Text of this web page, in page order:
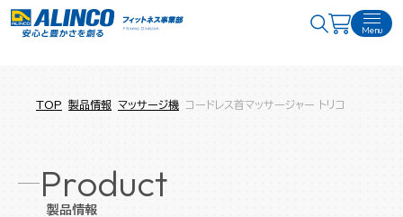
Menu
TOP 製品情報 マッサージ機 コードレス首マッサージャー トリコ
Product
製品情報